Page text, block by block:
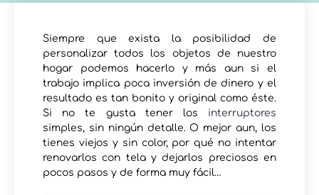
Siempre que exista la posibilidad de
personalizar todos los objetos de nuestro
hogar podemos hacerlo y más aun si el
trabajo implica poca inversión de dinero y el
resultado es tan bonito y original como éste.
Si no te gusta tener los interruptores
simples, sin ningún detalle. O mejor aun, los
tienes viejos y sin color, por qué no intentar
renovarlos con tela y dejarlos preciosos en
pocos pasos y de forma muy fácil…